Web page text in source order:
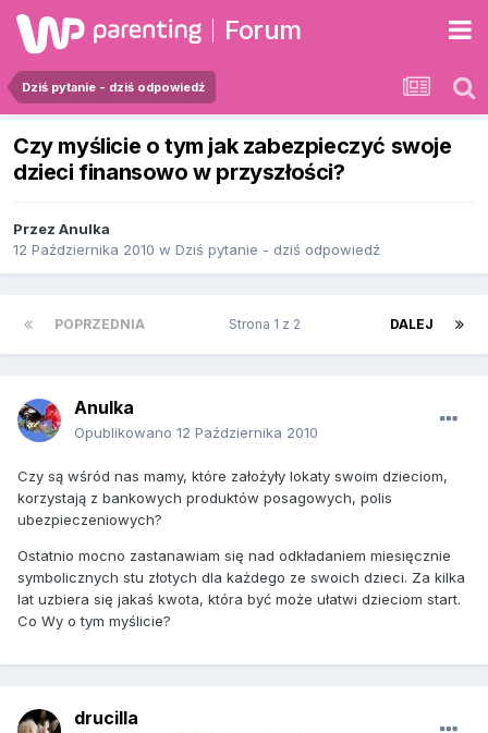
Forum
Dziś pytanie - dziś odpowiedź
Czy myślicie o tym jak zabezpieczyć swoje
dzieci finansowo w przyszłości?
Przez Anulka
12 Października 2010 w Dziś pytanie - dziś odpowiedź
POPRZEDNIA DALEJ
Strona 1 z 2
Anulka
Opublikowano 12 Października 2010
Czy są wśród nas mamy, które założyły lokaty swoim dzieciom,
korzystają z bankowych produktów posagowych, polis
ubezpieczeniowych?
Ostatnio mocno zastanawiam się nad odkładaniem miesięcznie
symbolicznych stu złotych dla każdego ze swoich dzieci. Za kilka
lat uzbiera się jakaś kwota, która być może ułatwi dzieciom start.
Co Wy o tym myślicie?
drucilla